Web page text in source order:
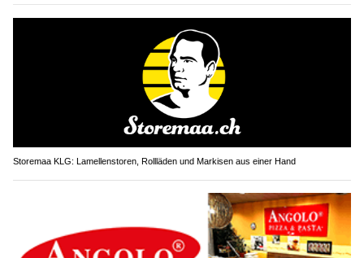
Storemaa KLG: Lamellenstoren, Rollläden und Markisen aus einer Hand